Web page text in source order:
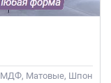
МДФ, Матовые, Шпон